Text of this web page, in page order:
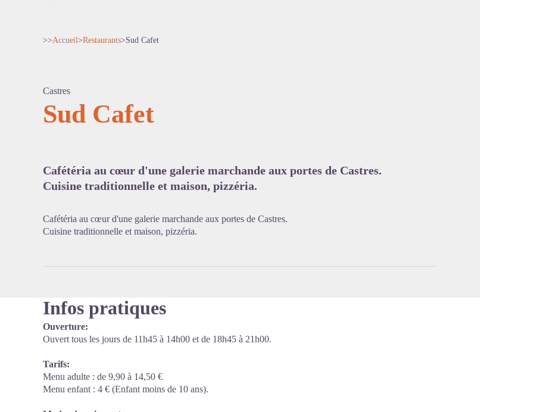
>>Accueil>Restaurants>Sud Cafet
Castres
Sud Cafet
Cafétéria au cœur d'une galerie marchande aux portes de Castres.
Cuisine traditionnelle et maison, pizzéria.
Cafétéria au cœur d'une galerie marchande aux portes de Castres.
Cuisine traditionnelle et maison, pizzéria.
Infos pratiques
Ouverture:
Ouvert tous les jours de 11h45 à 14h00 et de 18h45 à 21h00.
Tarifs:
Menu adulte : de 9,90 à 14,50 €
Menu enfant : 4 € (Enfant moins de 10 ans).